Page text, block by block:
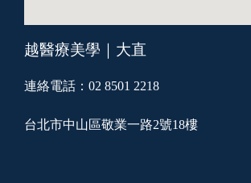
越醫療美學｜大直
連絡電話：02 8501 2218
台北市中山區敬業一路2號18樓